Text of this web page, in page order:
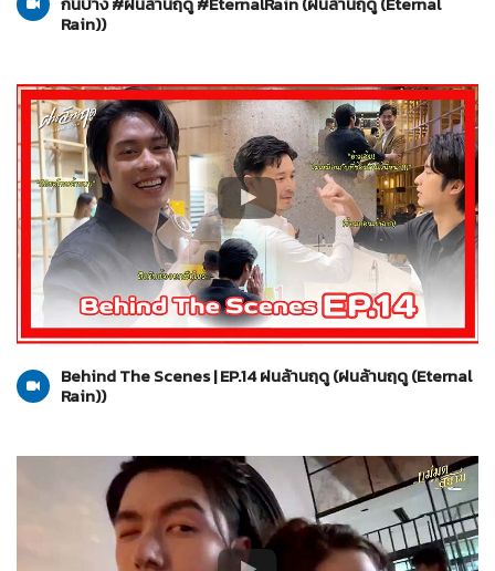
Rain))
21-06-2569
ฝนล้านฤดู (Eternal Rain)
Behind The Scenes | EP.14 ฝนล้านฤดู (ฝนล้านฤดู (Eternal
Rain))